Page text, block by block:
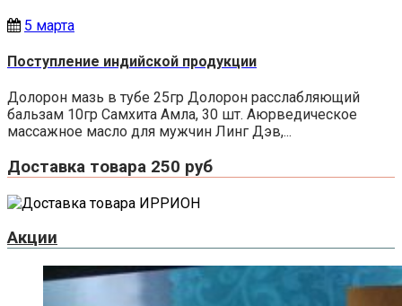
5 марта
Поступление индийской продукции
Долорон мазь в тубе 25гр Долорон расслабляющий
бальзам 10гр Самхита Амла, 30 шт. Аюрведическое
массажное масло для мужчин Линг Дэв,...
Доставка товара 250 руб
Акции